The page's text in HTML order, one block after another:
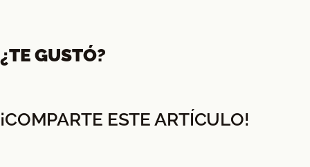
¿TE GUSTÓ?
¡COMPARTE ESTE ARTÍCULO!